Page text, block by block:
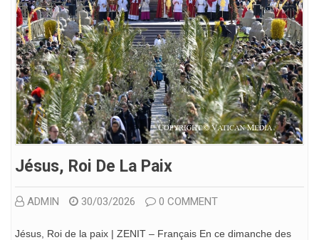
Jésus, Roi De La Paix
ADMIN 30/03/2026 0 COMMENT
Jésus, Roi de la paix | ZENIT – Français En ce dimanche des